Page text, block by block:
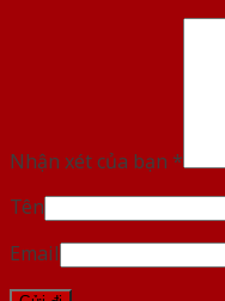
Nhận xét của bạn *
Tên
Email